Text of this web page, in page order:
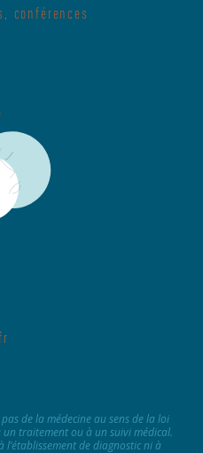
conférences
de la médecine au sens de la loi
traitement ou à un suivi médical.
de diagnostic ni à